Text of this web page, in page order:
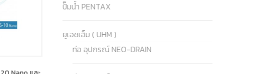
ปั๊มน้ำ PENTAX
ยูเอชเอ็ม ( UHM )
ท่อ อุปกรณ์ NEO-DRAIN